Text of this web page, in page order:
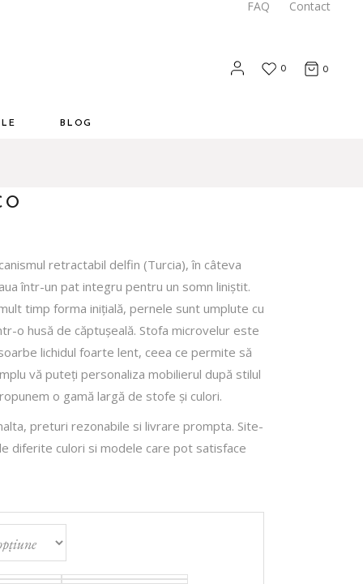
FAQ Contact
0 0
BLOG
retractabil delfin (Turcia), în câteva
într-un pat integru pentru un somn liniștit.
timp forma inițială, pernele sunt umplute cu
o husă de căptușeală. Stofa microvelur este
lichidul foarte lent, ceea ce permite să
vă puteți personaliza mobilierul după stilul
o gamă largă de stofe și culori.
preturi rezonabile si livrare prompta. Site-
diferite culori si modele care pot satisface